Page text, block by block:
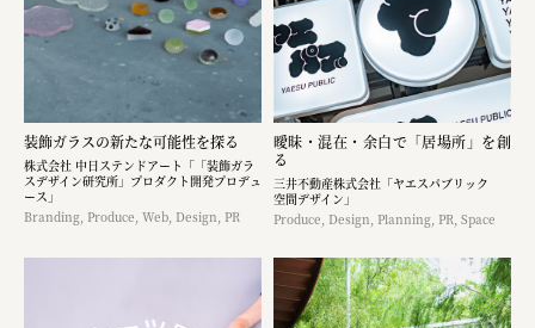
装飾ガラスの新たな可能性を探る
株式会社 中日ステンドアート「「装飾ガラ
スデザイン研究所」プロダクト開発プロデュ
ース」
Branding, Produce, Web, Design, PR
曖昧・混在・余白で「居場所」を創
る
三井不動産株式会社「ヤエスパブリック
空間デザイン」
Produce, Design, Planning, PR, Space